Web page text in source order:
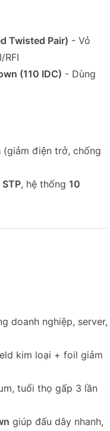
Twisted Pair) - Vỏ
(110 IDC) - Dùng
(giảm điện trở, chống
, hệ thống10
doanh nghiệp, server,
kim loại + foil giảm
tuổi thọ gấp 3 lần
giúp đấu dây nhanh,